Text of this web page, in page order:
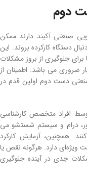
دوم
صنعتی آکبند دارند ممکن
دستگاه کارکرده بروند. این
برای جلوگیری از بروز مشکلات
ضروری می باشد. اطمینان از
دست دوم اولین قدم در
افراد متخصص کارشناسی
درام و سیستم‌ شستشو می
همچنین، آزمایش کارکرد
ویژه‌ای دارد. هرگونه نقص یا
جدی در آینده جلوگیری